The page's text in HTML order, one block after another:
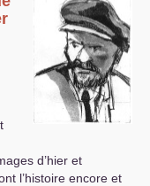
d’hier et
l’histoire encore et